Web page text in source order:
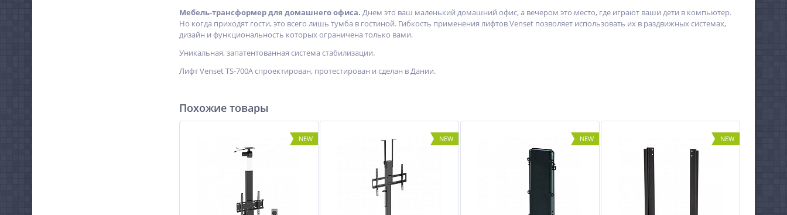
Мебель-трансформер для домашнего офиса. Днем это ваш маленький домашний офис, а вечером это место, где играют ваши дети в компьютер.
Но когда приходят гости, это всего лишь тумба в гостиной. Гибкость применения лифтов Venset позволяет использовать их в раздвижных системах,
дизайн и функциональность которых ограничена только вами.
Уникальная, запатентованная система стабилизации.
Лифт Venset TS-700A спроектирован, протестирован и сделан в Дании.
Похожие товары
NEW NEW NEW NEW